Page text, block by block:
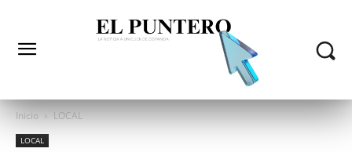
Inicio LOCAL
LOCAL